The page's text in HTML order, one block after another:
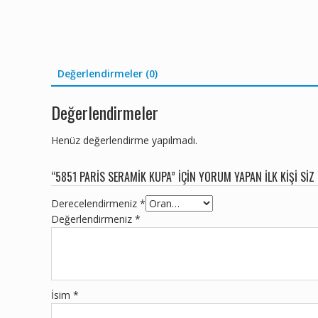
Değerlendirmeler (0)
Değerlendirmeler
Henüz değerlendirme yapılmadı.
“5851 PARIS SERAMIK KUPA” IÇIN YORUM YAPAN ILK KIŞI SIZ
Derecelendirmeniz *
Değerlendirmeniz *
İsim *